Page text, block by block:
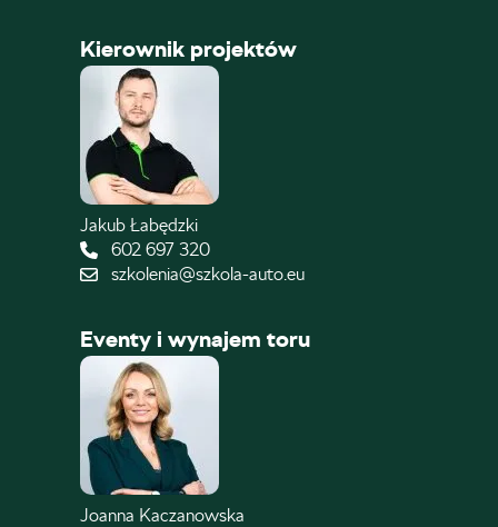
Kierownik projektów
Jakub Łabędzki
602 697 320
szkolenia@szkola-auto.eu
Eventy i wynajem toru
Joanna Kaczanowska